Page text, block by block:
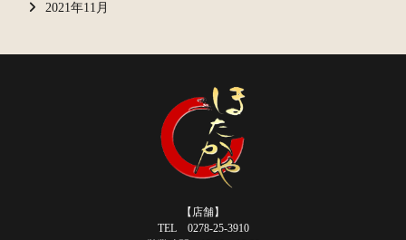
2021年11月
【店舗】
TEL 0278-25-3910